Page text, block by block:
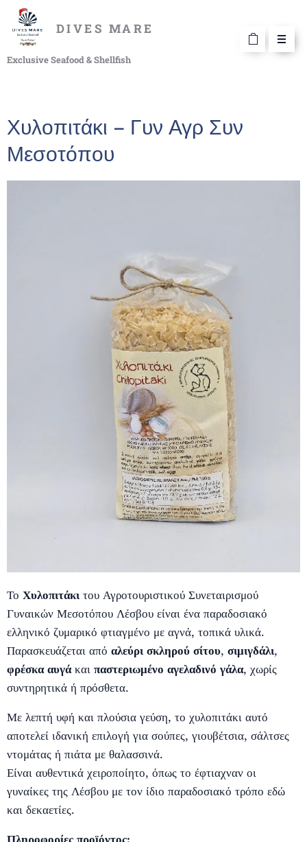
DIVES MARE
Exclusive Seafood & Shellfish
Χυλοπιτάκι – Γυν Αγρ Συν
Μεσοτόπου
Το Χυλοπιτάκιτου Αγροτουριστικού Συνεταιρισμού
Γυναικών Μεσοτόπου Λέσβου είναι ένα παραδοσιακό
ελληνικό ζυμαρικό φτιαγμένο με αγνά, τοπικά υλικά.
Παρασκευάζεται από αλεύρι σκληρού σίτου, σιμιγδάλι,
φρέσκα αυγάκαι παστεριωμένο αγελαδινό γάλα, χωρίς
συντηρητικά ή πρόσθετα.
Με λεπτή υφή και πλούσια γεύση, το χυλοπιτάκι αυτό
αποτελεί ιδανική επιλογή για σούπες, γιουβέτσια, σάλτσες
ντομάτας ή πιάτα με θαλασσινά.
Είναι αυθεντικά χειροποίητο, όπως το έφτιαχναν οι
γυναίκες της Λέσβου με τον ίδιο παραδοσιακό τρόπο εδώ
και δεκαετίες.